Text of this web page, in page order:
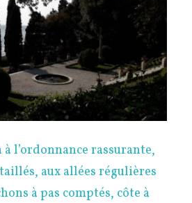
l’ordonnance rassurante,
aux allées régulières
à pas comptés, côte à